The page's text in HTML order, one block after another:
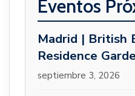
Eventos
Madrid | British
Residence
septiembre 3, 2026